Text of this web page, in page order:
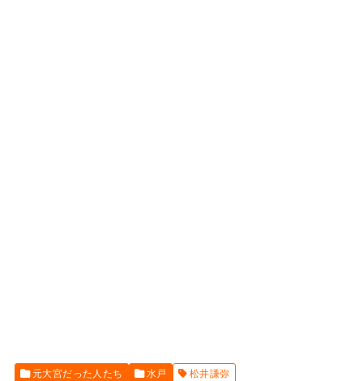
元大宮だった人たち 水戸 松井謙弥